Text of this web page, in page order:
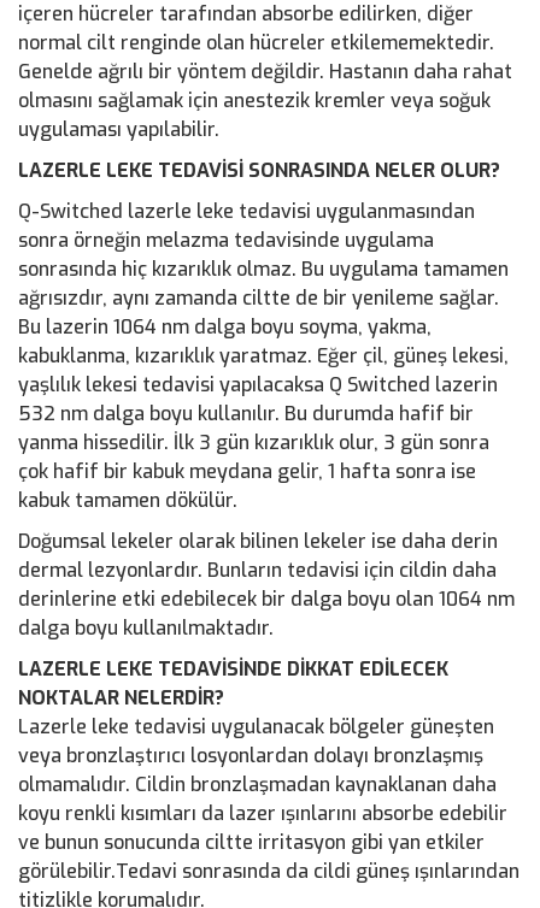
içeren hücreler tarafından absorbe edilirken, diğer
normal cilt renginde olan hücreler etkilememektedir.
Genelde ağrılı bir yöntem değildir. Hastanın daha rahat
olmasını sağlamak için anestezik kremler veya soğuk
uygulaması yapılabilir.
LAZERLE LEKE TEDAVİSİ SONRASINDA NELER OLUR?
Q-Switched lazerle leke tedavisi uygulanmasından
sonra örneğin melazma tedavisinde uygulama
sonrasında hiç kızarıklık olmaz. Bu uygulama tamamen
ağrısızdır, aynı zamanda ciltte de bir yenileme sağlar.
Bu lazerin 1064 nm dalga boyu soyma, yakma,
kabuklanma, kızarıklık yaratmaz. Eğer çil, güneş lekesi,
yaşlılık lekesi tedavisi yapılacaksa Q Switched lazerin
532 nm dalga boyu kullanılır. Bu durumda hafif bir
yanma hissedilir. İlk 3 gün kızarıklık olur, 3 gün sonra
çok hafif bir kabuk meydana gelir, 1 hafta sonra ise
kabuk tamamen dökülür.
Doğumsal lekeler olarak bilinen lekeler ise daha derin
dermal lezyonlardır. Bunların tedavisi için cildin daha
derinlerine etki edebilecek bir dalga boyu olan 1064 nm
dalga boyu kullanılmaktadır.
LAZERLE LEKE TEDAVİSİNDE DİKKAT EDİLECEK
NOKTALAR NELERDİR?
Lazerle leke tedavisi uygulanacak bölgeler güneşten
veya bronzlaştırıcı losyonlardan dolayı bronzlaşmış
olmamalıdır. Cildin bronzlaşmadan kaynaklanan daha
koyu renkli kısımları da lazer ışınlarını absorbe edebilir
ve bunun sonucunda ciltte irritasyon gibi yan etkiler
görülebilir.Tedavi sonrasında da cildi güneş ışınlarından
titizlikle korumalıdır.